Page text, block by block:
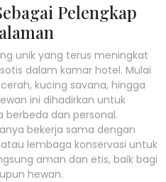
Pelengkap
unik yang terus meningkat
dalam kamar hotel. Mulai
kucing savana, hingga
ini dihadirkan untuk
dan personal.
bekerja sama dengan
lembaga konservasi untuk
aman dan etis, baik bagi
hewan.